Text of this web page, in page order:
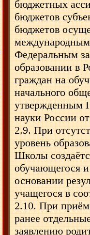
бюджетных
бюджетов
бюджетов
Федеральным
образовании в
граждан на
начального
утвержденным
науки России
2.9. При
уровень
Школы
обучающегося
основании
учащегося в
2.10. При
ранее
заявлению